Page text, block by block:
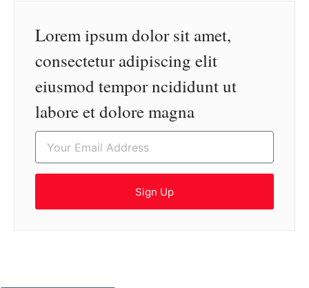
Lorem ipsum dolor sit amet,
consectetur adipiscing elit
eiusmod tempor ncididunt ut
labore et dolore magna
Sign Up